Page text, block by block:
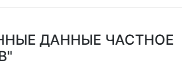
ДАННЫЕ ЧАСТНОЕ